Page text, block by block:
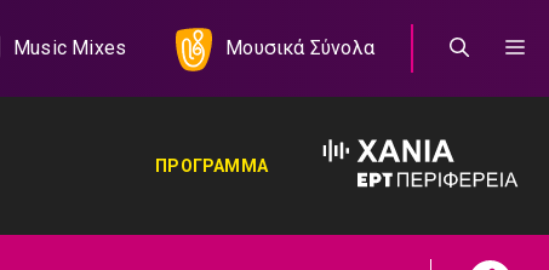
Music Mixes Μουσικά Σύνολα
ΠΡΟΓΡΑΜΜΑ